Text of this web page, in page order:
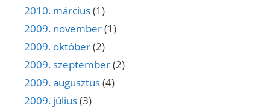
2010. március(1)
2009. november(1)
2009. október(2)
2009. szeptember(2)
2009. augusztus(4)
2009. július(3)